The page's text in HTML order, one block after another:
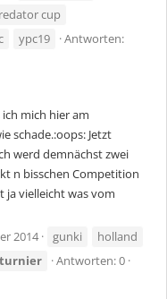
cup
ypc19
Antworten:
mich hier am
schade.:oops: Jetzt
werd demnächst zwei
n bisschen Competition
ja vielleicht was vom
2014 gunki
holland
turnier
Antworten: 0